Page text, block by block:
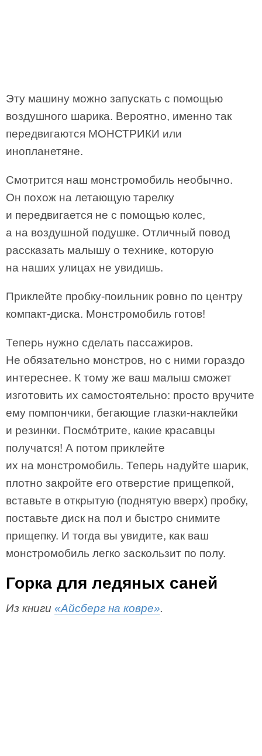
Эту машину можно запускать с помощью
воздушного шарика. Вероятно, именно так
передвигаются МОНСТРИКИ или
инопланетяне.
Смотрится наш монстромобиль необычно.
Он похож на летающую тарелку
и передвигается не с помощью колес,
а на воздушной подушке. Отличный повод
рассказать малышу о технике, которую
на наших улицах не увидишь.
Приклейте пробку-поильник ровно по центру
компакт-диска. Монстромобиль готов!
Теперь нужно сделать пассажиров.
Не обязательно монстров, но с ними гораздо
интереснее. К тому же ваш малыш сможет
изготовить их самостоятельно: просто вручите
ему помпончики, бегающие глазки-наклейки
и резинки. Посмóтрите, какие красавцы
получатся! А потом приклейте
их на монстромобиль. Теперь надуйте шарик,
плотно закройте его отверстие прищепкой,
вставьте в открытую (поднятую вверх) пробку,
поставьте диск на пол и быстро снимите
прищепку. И тогда вы увидите, как ваш
монстромобиль легко заскользит по полу.
Горка для ледяных саней
Из книги «Айсберг на ковре».